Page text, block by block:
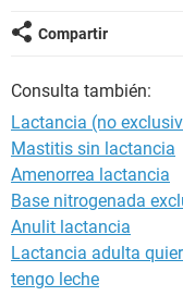
GLOSARIO
Compartir
Consulta también:
Lactancia (no
Mastitis sin lactancia
Amenorrea lactancia
Base nitrogenada
Anulit lactancia
Lactancia adulta
tengo leche